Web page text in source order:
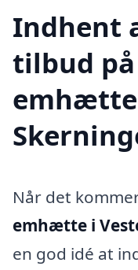
Indhent
tilbud
emhætte
Når det
emhætte i
en god idé at